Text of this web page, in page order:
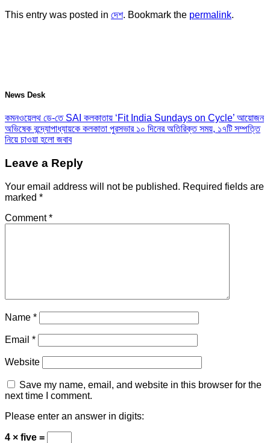
This entry was posted in দেশ. Bookmark the permalink.
News Desk
কমনওয়েলথ ডে-তে SAI কলকাতায় ‘Fit India Sundays on Cycle’ আয়োজন
অভিষেক বন্দ্যোপাধ্যায়কে কলকাতা পুরসভার ১০ দিনের অতিরিক্ত সময়, ১৭টি সম্পত্তি
নিয়ে চাওয়া হলো জবাব
Leave a Reply
Your email address will not be published. Required fields are
marked *
Comment*
Name *
Email *
Website
Save my name, email, and website in this browser for the
next time I comment.
Please enter an answer in digits:
4 × five =